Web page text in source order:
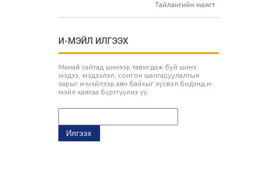
Тайлангийн маягт
И-МЭЙЛ ИЛГЭЭХ
Манай сайтад шинээр тавигдаж буй шинэ
мэдээ, мэдээлэл, сонгон шалгаруулалтын
зарыг и-мэйлээр авч байхыг хүсвэл бидэнд и-
мэйл хаягаа бүртгүүлнэ үү.